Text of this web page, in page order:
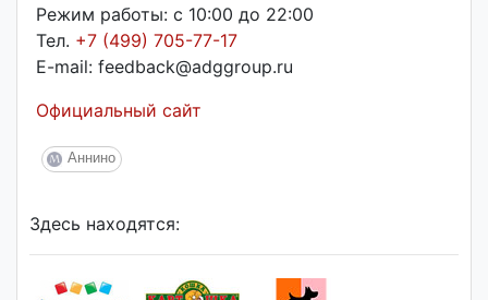
Режим работы: с 10:00 до 22:00
Тел. +7 (499) 705-77-17
E-mail: feedback@adggroup.ru
Официальный сайт
Аннино
Здесь находятся: